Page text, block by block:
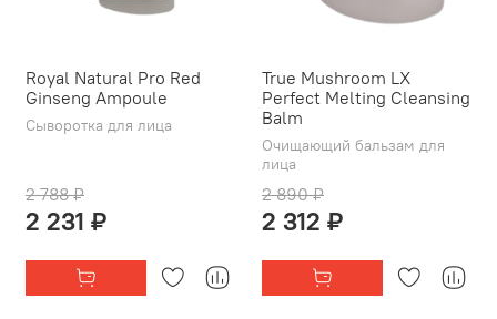
Royal Natural Pro Red
Ginseng Ampoule
Сыворотка для лица
2 788 ₽
2 231 ₽
True Mushroom LX
Perfect Melting Cleansing
Balm
Очищающий бальзам для
лица
2 890 ₽
2 312 ₽